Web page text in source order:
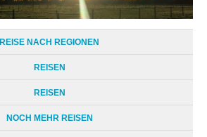
REISE NACH REGIONEN
REISEN
REISEN
NOCH MEHR REISEN